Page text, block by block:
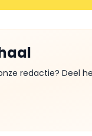
redactie? Deel